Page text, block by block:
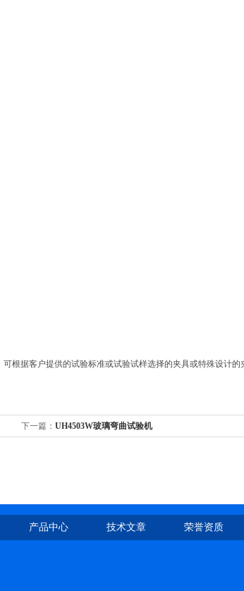
据客户提供的试验标准或试验试样选择的夹具或特殊设计的
下一篇： UH4503W玻璃弯曲试验机
产品中心 技术文章 荣誉资质